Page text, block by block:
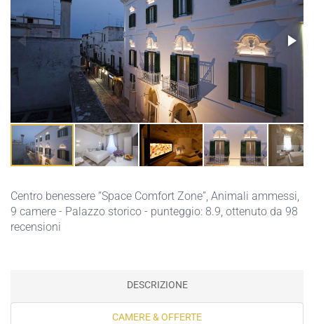
Centro benessere “Space Comfort Zone”, Animali ammessi,
9 camere - Palazzo storico - punteggio: 8.9, ottenuto da 98
recensioni
DESCRIZIONE
CAMERE & OFFERTE